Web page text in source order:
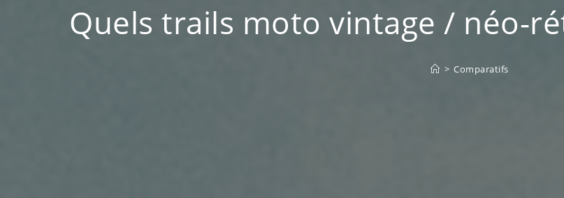
Quels trails moto vintage / néo-
> Comparatifs